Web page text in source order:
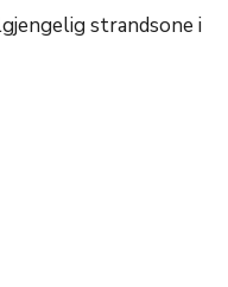
strandsone i